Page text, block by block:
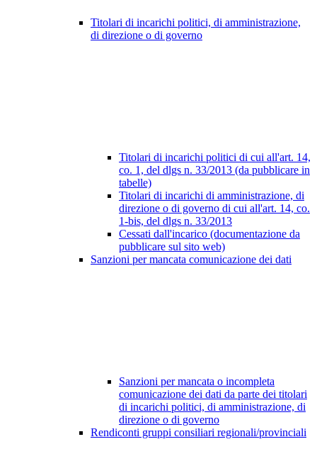
Titolari di incarichi politici, di amministrazione,
di direzione o di governo
Titolari di incarichi politici di cui all'art. 14,
co. 1, del dlgs n. 33/2013 (da pubblicare in
tabelle)
Titolari di incarichi di amministrazione, di
direzione o di governo di cui all'art. 14, co.
1-bis, del dlgs n. 33/2013
Cessati dall'incarico (documentazione da
pubblicare sul sito web)
Sanzioni per mancata comunicazione dei dati
Sanzioni per mancata o incompleta
comunicazione dei dati da parte dei titolari
di incarichi politici, di amministrazione, di
direzione o di governo
Rendiconti gruppi consiliari regionali/provinciali